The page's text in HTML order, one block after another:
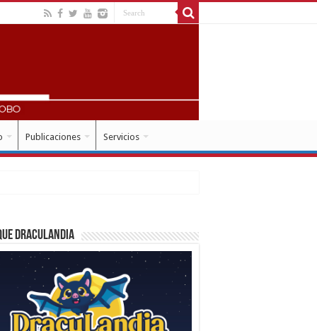
Publicaciones Servicios
Draculandia